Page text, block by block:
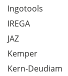
Ingotools
IREGA
JAZ
Kemper
Kern-Deudiam